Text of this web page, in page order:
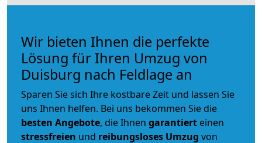
Wir bieten Ihnen die perfekte
Lösung für Ihren Umzug von
Duisburg nach Feldlage an
Sparen Sie sich Ihre kostbare Zeit und lassen Sie
uns Ihnen helfen. Bei uns bekommen Sie die
besten Angebote, die Ihnen garantiert einen
stressfreien und reibungsloses Umzug von